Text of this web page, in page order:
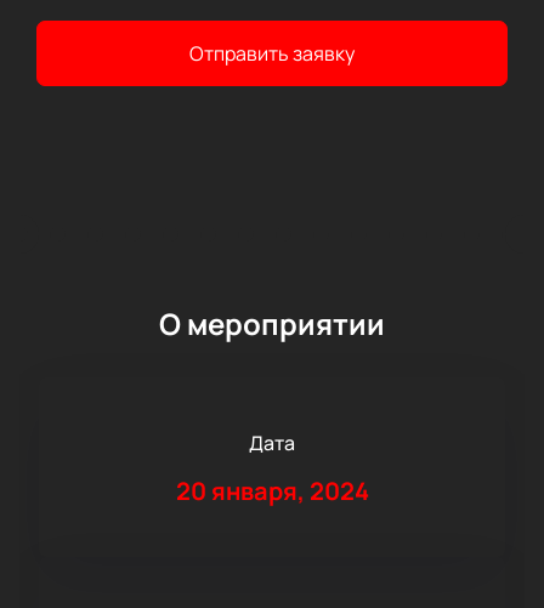
Отправить заявку
О мероприятии
Дата
20 января, 2024